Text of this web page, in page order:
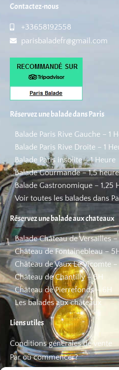
Contactez-nous
+33658192558
parisbaladefr@gmail.com
Réservez une balade dans Paris
Balade Paris Rive Gauche – 1
Balade Paris Rive Droite – 1
Balade Paris insolite – 1 Heure
Balade Gourmande – 1,5
Balade Gastronomique – 1,25
Voir toutes les balades dans
Réservez une balade aux chateaux
Balade Château de Versailles
Château de Fontainebleau –
Château de Vaux Le Vicomte –
Château de Chantilly – 5H
Château de Pierrefonds – 6H
Les balades aux châteaux
Liens utiles
Conditions générales de vente
Par où commencer?